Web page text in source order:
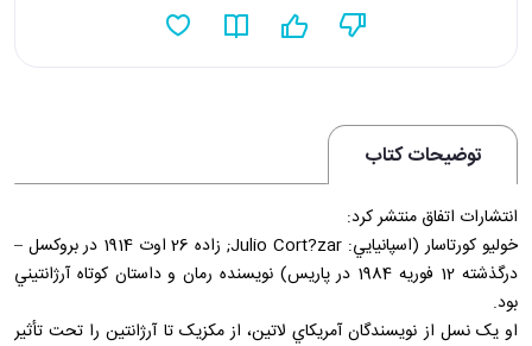
توضیحات کتاب
انتشارات اتفاق منتشر کرد:
خوليو کورتاسار (اسپانيايي: Julio Cort?zar; زاده 26 اوت 1914 در بروکسل –
درگذشته 12 فوريه 1984 در پاريس) نويسنده رمان و داستان کوتاه آرژانتيني
بود.
او يک نسل از نويسندگان آمريکاي لاتين، از مکزيک تا آرژانتين را تحت تأثير